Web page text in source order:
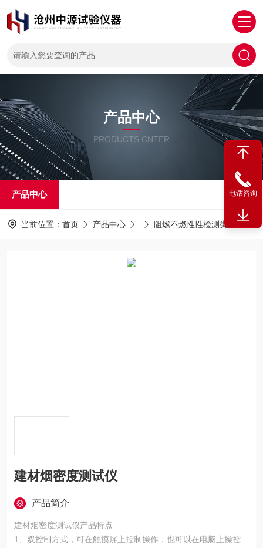
产品中心
PRODUCTS CNTER
产品中心
当前位置： 首页 产品中心 阻燃不燃性性检测类 JCY-3型建材烟密度测试仪
建材烟密度测试仪
产品简介
建材烟密度测试仪产品特点
1、双控制方式，可在触摸屏上控制操作，也可以在电脑上操控，
电话咨询